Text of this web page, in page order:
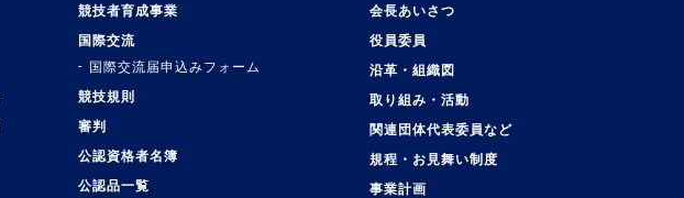
競技者育成事業
国際交流
国際交流届申込みフォーム
競技規則
審判
公認資格者名簿
公認品一覧
会長あいさつ
役員委員
沿革・組織図
取り組み・活動
関連団体代表委員など
規程・お見舞い制度
事業計画